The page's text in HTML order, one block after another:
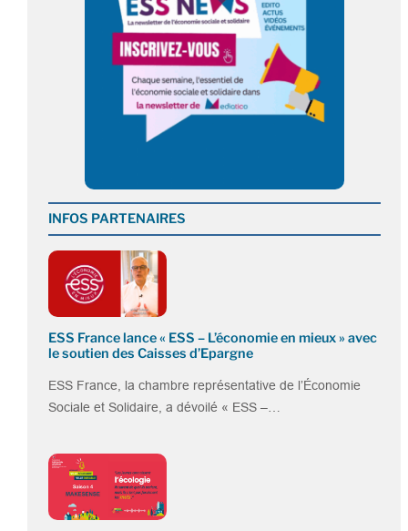
INFOS PARTENAIRES
ESS France lance « ESS – L’économie en mieux » avec
le soutien des Caisses d’Epargne
ESS France, la chambre représentative de l’Économie
Sociale et Solidaire, a dévoilé « ESS –…